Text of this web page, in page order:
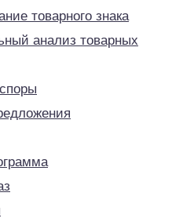
товарного знака
анализ товарных